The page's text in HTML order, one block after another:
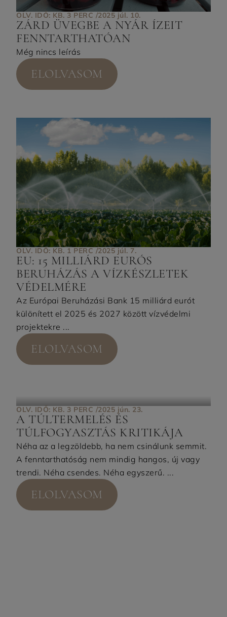
OLV. IDŐ: KB. 3 PERC /2025 júl. 10.
ZÁRD ÜVEGBE A NYÁR ÍZEIT
FENNTARTHATÓAN
Még nincs leírás
ELOLVASOM
OLV. IDŐ: KB. 1 PERC /2025 júl. 7.
EU: 15 MILLIÁRD EURÓS
BERUHÁZÁS A VÍZKÉSZLETEK
VÉDELMÉRE
Az Európai Beruházási Bank 15 milliárd eurót
különített el 2025 és 2027 között vízvédelmi
projektekre ...
ELOLVASOM
OLV. IDŐ: KB. 3 PERC /2025 jún. 23.
A TÚLTERMELÉS ÉS
TÚLFOGYASZTÁS KRITIKÁJA
Néha az a legzöldebb, ha nem csinálunk semmit.
A fenntarthatóság nem mindig hangos, új vagy
trendi. Néha csendes. Néha egyszerű. ...
ELOLVASOM